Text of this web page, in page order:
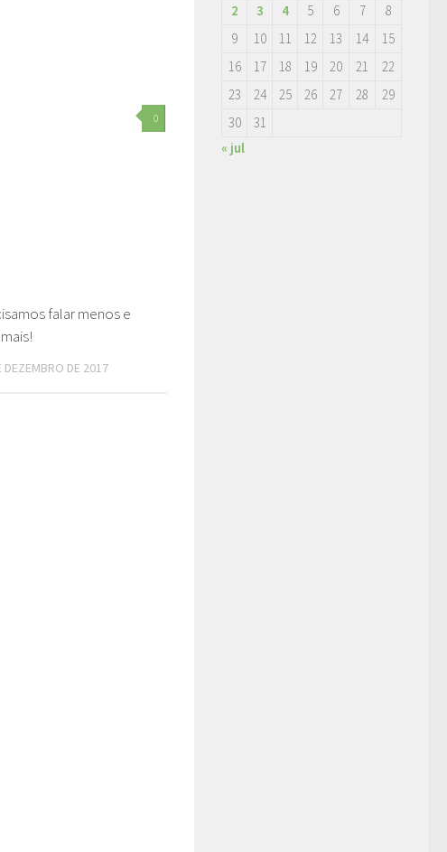
0
falar menos e
DEZEMBRO DE 2017
2
3 4 5 6 7
8
9
10 11 12 13 14
15
16
17 18 19 20 21
22
23
24 25 26 27 28
29
30
31
« jul